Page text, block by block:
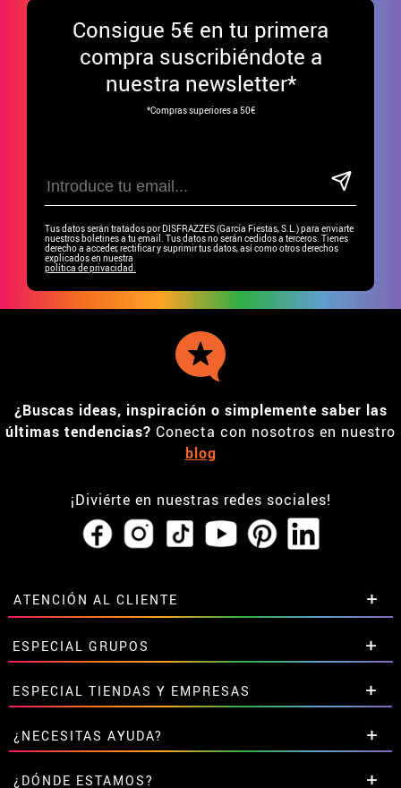
Consigue 5€ en tu primera
compra suscribiéndote a
nuestra newsletter*
*Compras superiores a 50€
Tus datos serán tratados por DISFRAZZES (García Fiestas, S.L.) para enviarte
nuestros boletines a tu email. Tus datos no serán cedidos a terceros. Tienes
derecho a acceder, rectificar y suprimir tus datos, así como otros derechos
explicados en nuestra
política de privacidad.
¿Buscas ideas, inspiración o simplemente saber las
últimas tendencias? Conecta con nosotros en nuestro
blog
¡Diviérte en nuestras redes sociales!
ATENCIÓN AL CLIENTE
• Horario tienda IBI
•Descuento estudiantes
• Sobre nosotros
• Condiciones de venta
• Aviso legal yPrivacidad
• Atencion al cliente
• Uso de Cookies
ESPECIAL GRUPOS
Descuentos especiales para grupos.
Contáctanos aquí
ESPECIAL TIENDAS Y EMPRESAS
Descuentos exclusivos para tiendas y empresas.
Contáctanos aquí
¿NECESITAS AYUDA?
Aún no he hecho mi pedido
¿DÓNDE ESTAMOS?